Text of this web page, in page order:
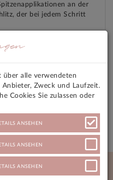
an der
der bei jedem Schritt
über alle verwendeten
Zweck und Laufzeit.
Cookies Sie zulassen oder
ANSEHEN
ANSEHEN
ANSEHEN